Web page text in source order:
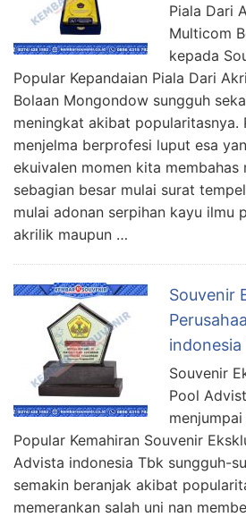
Piala Dari
Multicom
kepada
Popular Kepandaian Piala Dari
Bolaan Mongondow sungguh
meningkat akibat popularitasnya.
menjelma berprofesi luput esa
ekuivalen momen kita membahas
sebagian besar mulai surat
mulai adonan serpihan kayu ilmu
akrilik maupun …
Souvenir
indonesia
Souvenir
Pool
Popular Kemahiran Souvenir
Advista indonesia Tbk sungguh-
semakin beranjak akibat
memerankan salah uni nan